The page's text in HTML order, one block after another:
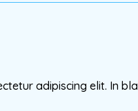
adipiscing elit. In